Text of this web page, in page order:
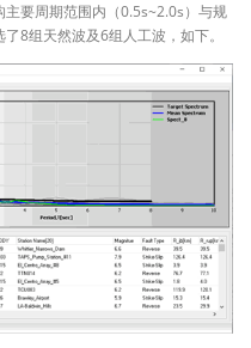
要周期范围内（0.5s~2.0s）与规
8组天然波及6组人工波，如下。